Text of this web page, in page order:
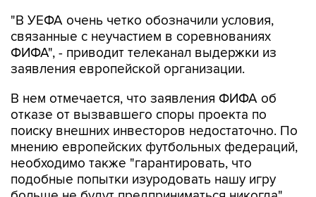
"В УЕФА очень четко обозначили условия,
связанные с неучастием в соревнованиях
ФИФА", - приводит телеканал выдержки из
заявления европейской организации.
В нем отмечается, что заявления ФИФА об
отказе от вызвавшего споры проекта по
поиску внешних инвесторов недостаточно. По
мнению европейских футбольных федераций,
необходимо также "гарантировать, что
подобные попытки изуродовать нашу игру